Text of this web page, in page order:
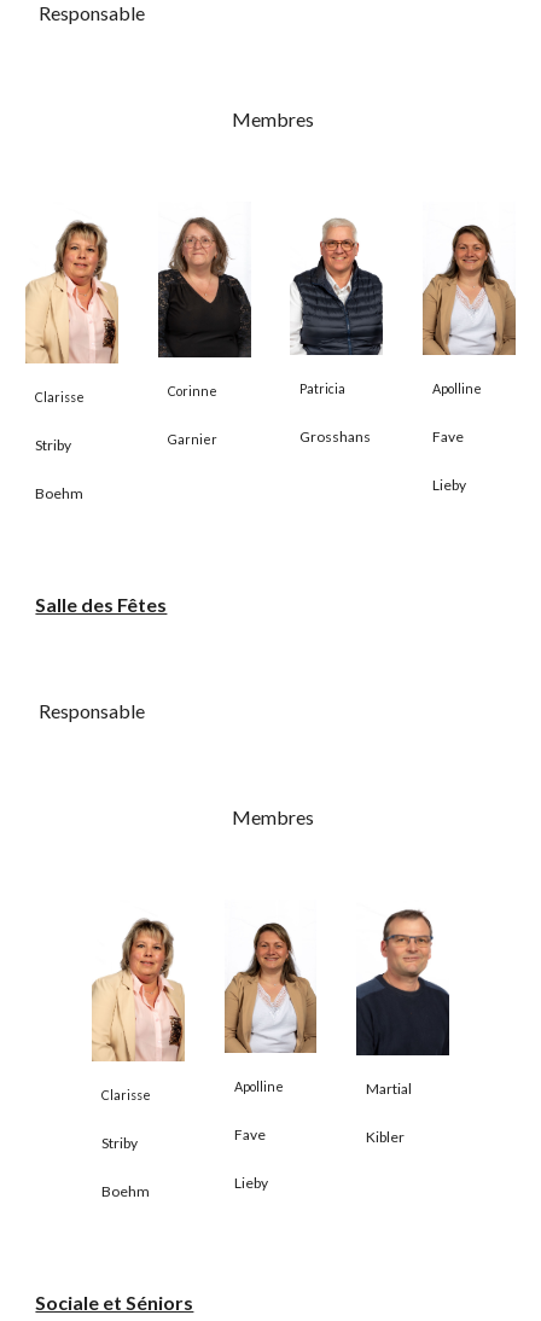
Responsable
Membres
Clarisse
Striby
Boehm
Corinne
Garnier
Patricia
Grosshans
Apolline
Fave
Lieby
Salle des Fêtes
Responsable
Membres
Clarisse
Striby
Boehm
Apolline
Fave
Lieby
Martial
Kibler
Sociale et Séniors